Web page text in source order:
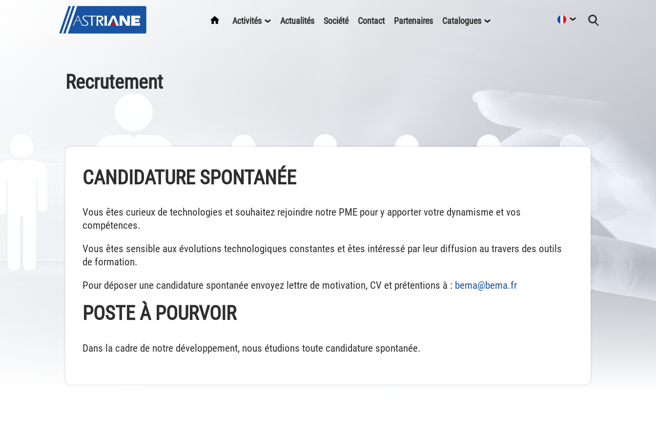
Activités Actualités Société Contact Partenaires Catalogues
Recrutement
CANDIDATURE SPONTANÉE
Vous êtes curieux de technologies et souhaitez rejoindre notre PME pour y apporter votre dynamisme et vos
compétences.
Vous êtes sensible aux évolutions technologiques constantes et êtes intéressé par leur diffusion au travers des outils
de formation.
Pour déposer une candidature spontanée envoyez lettre de motivation, CV et prétentions à : bema@bema.fr
POSTE À POURVOIR
Dans la cadre de notre développement, nous étudions toute candidature spontanée.